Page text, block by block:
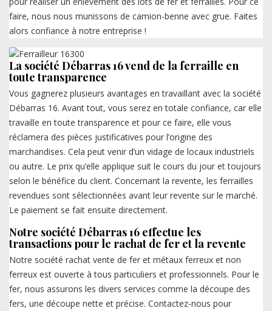
faire, nous nous munissons de camion-benne avec grue. Faites
alors confiance à notre entreprise !
La société Débarras 16 vend de la ferraille en
toute transparence
Vous gagnerez plusieurs avantages en travaillant avec la société
Débarras 16. Avant tout, vous serez en totale confiance, car elle
travaille en toute transparence et pour ce faire, elle vous
réclamera des pièces justificatives pour l’origine des
marchandises. Cela peut venir d’un vidage de locaux industriels
ou autre. Le prix qu’elle applique suit le cours du jour et toujours
selon le bénéfice du client. Concernant la revente, les ferrailles
revendues sont sélectionnées avant leur revente sur le marché.
Le paiement se fait ensuite directement.
Notre société Débarras 16 effectue les
transactions pour le rachat de fer et la revente
Notre société rachat vente de fer et métaux ferreux et non
ferreux est ouverte à tous particuliers et professionnels. Pour le
fer, nous assurons les divers services comme la découpe des
fers, une découpe nette et précise. Contactez-nous pour